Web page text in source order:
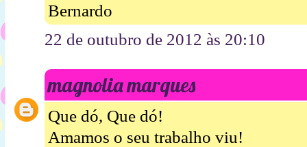
Bernardo
22 de outubro de 2012 às 20:10
magnolia marques
Que dó, Que dó!
Amamos o seu trabalho viu!